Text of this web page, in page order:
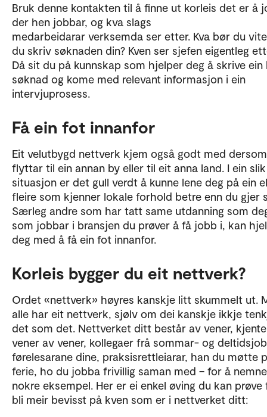
Bruk denne kontakten til å finne ut korleis det er å
der hen jobbar, og kva slags
medarbeidarar verksemda ser etter. Kva bør du
du skriv søknaden din? Kven ser sjefen eigentleg
Då sit du på kunnskap som hjelper deg å skrive ein
søknad og kome med relevant informasjon i ein
intervjuprosess.
Få ein fot innanfor
Eit velutbygd nettverk kjem også godt med
flyttar til ein annan by eller til eit anna land. I ein slik
situasjon er det gull verdt å kunne lene deg på ein
fleire som kjenner lokale forhold betre enn du gjer
Særleg andre som har tatt same utdanning som
som jobbar i bransjen du prøver å få jobb i, kan
deg med å få ein fot innanfor.
Korleis bygger du eit nettverk?
Ordet «nettverk» høyres kanskje litt skummelt ut.
alle har eit nettverk, sjølv om dei kanskje ikkje
det som det. Nettverket ditt består av vener,
vener av vener, kollegaer frå sommar- og
førelesarane dine, praksisrettleiarar, han du møtte
ferie, ho du jobba frivillig saman med – for å nemne
nokre eksempel. Her er ei enkel øving du kan prøve
bli meir bevisst på kven som er i nettverket ditt: